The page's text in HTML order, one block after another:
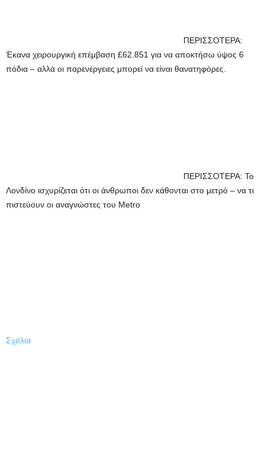
ΠΕΡΙΣΣΟΤΕΡΑ:
Έκανα χειρουργική επέμβαση £62.851 για να αποκτήσω ύψος 6
πόδια – αλλά οι παρενέργειες μπορεί να είναι θανατηφόρες.
ΠΕΡΙΣΣΟΤΕΡΑ: Το
Λονδίνο ισχυρίζεται ότι οι άνθρωποι δεν κάθονται στο μετρό – να τι
πιστεύουν οι αναγνώστες του Metro
Σχόλια